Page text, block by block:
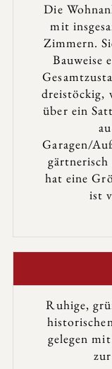
Die
mit
Zimmern.
Bauweise
dreistöckig,
über ein
Garagen/
hat eine
ist
Ruhige,
gelegen